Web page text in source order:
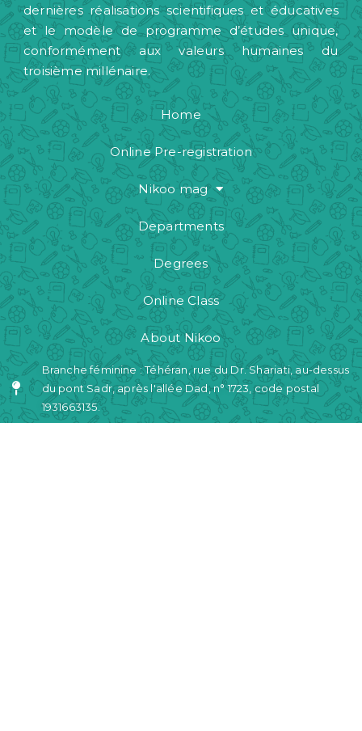
dernières réalisations scientifiques et éducatives
et le modèle de programme d’études unique,
conformément aux valeurs humaines du
troisième millénaire.
Home
Online Pre-registration
Nikoo mag
Departments
Degrees
Online Class
About Nikoo
Branche féminine : Téhéran, rue du Dr. Shariati, au-dessus
du pont Sadr, après l'allée Dad, n° 1723, code postal
1931663135.